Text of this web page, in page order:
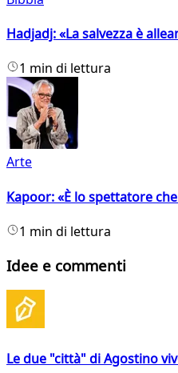
Hadjadj: «La salvezza è
1 min di lettura
Arte
Kapoor: «È lo spettatore
1 min di lettura
Idee e commenti
Le due "città" di Agostino